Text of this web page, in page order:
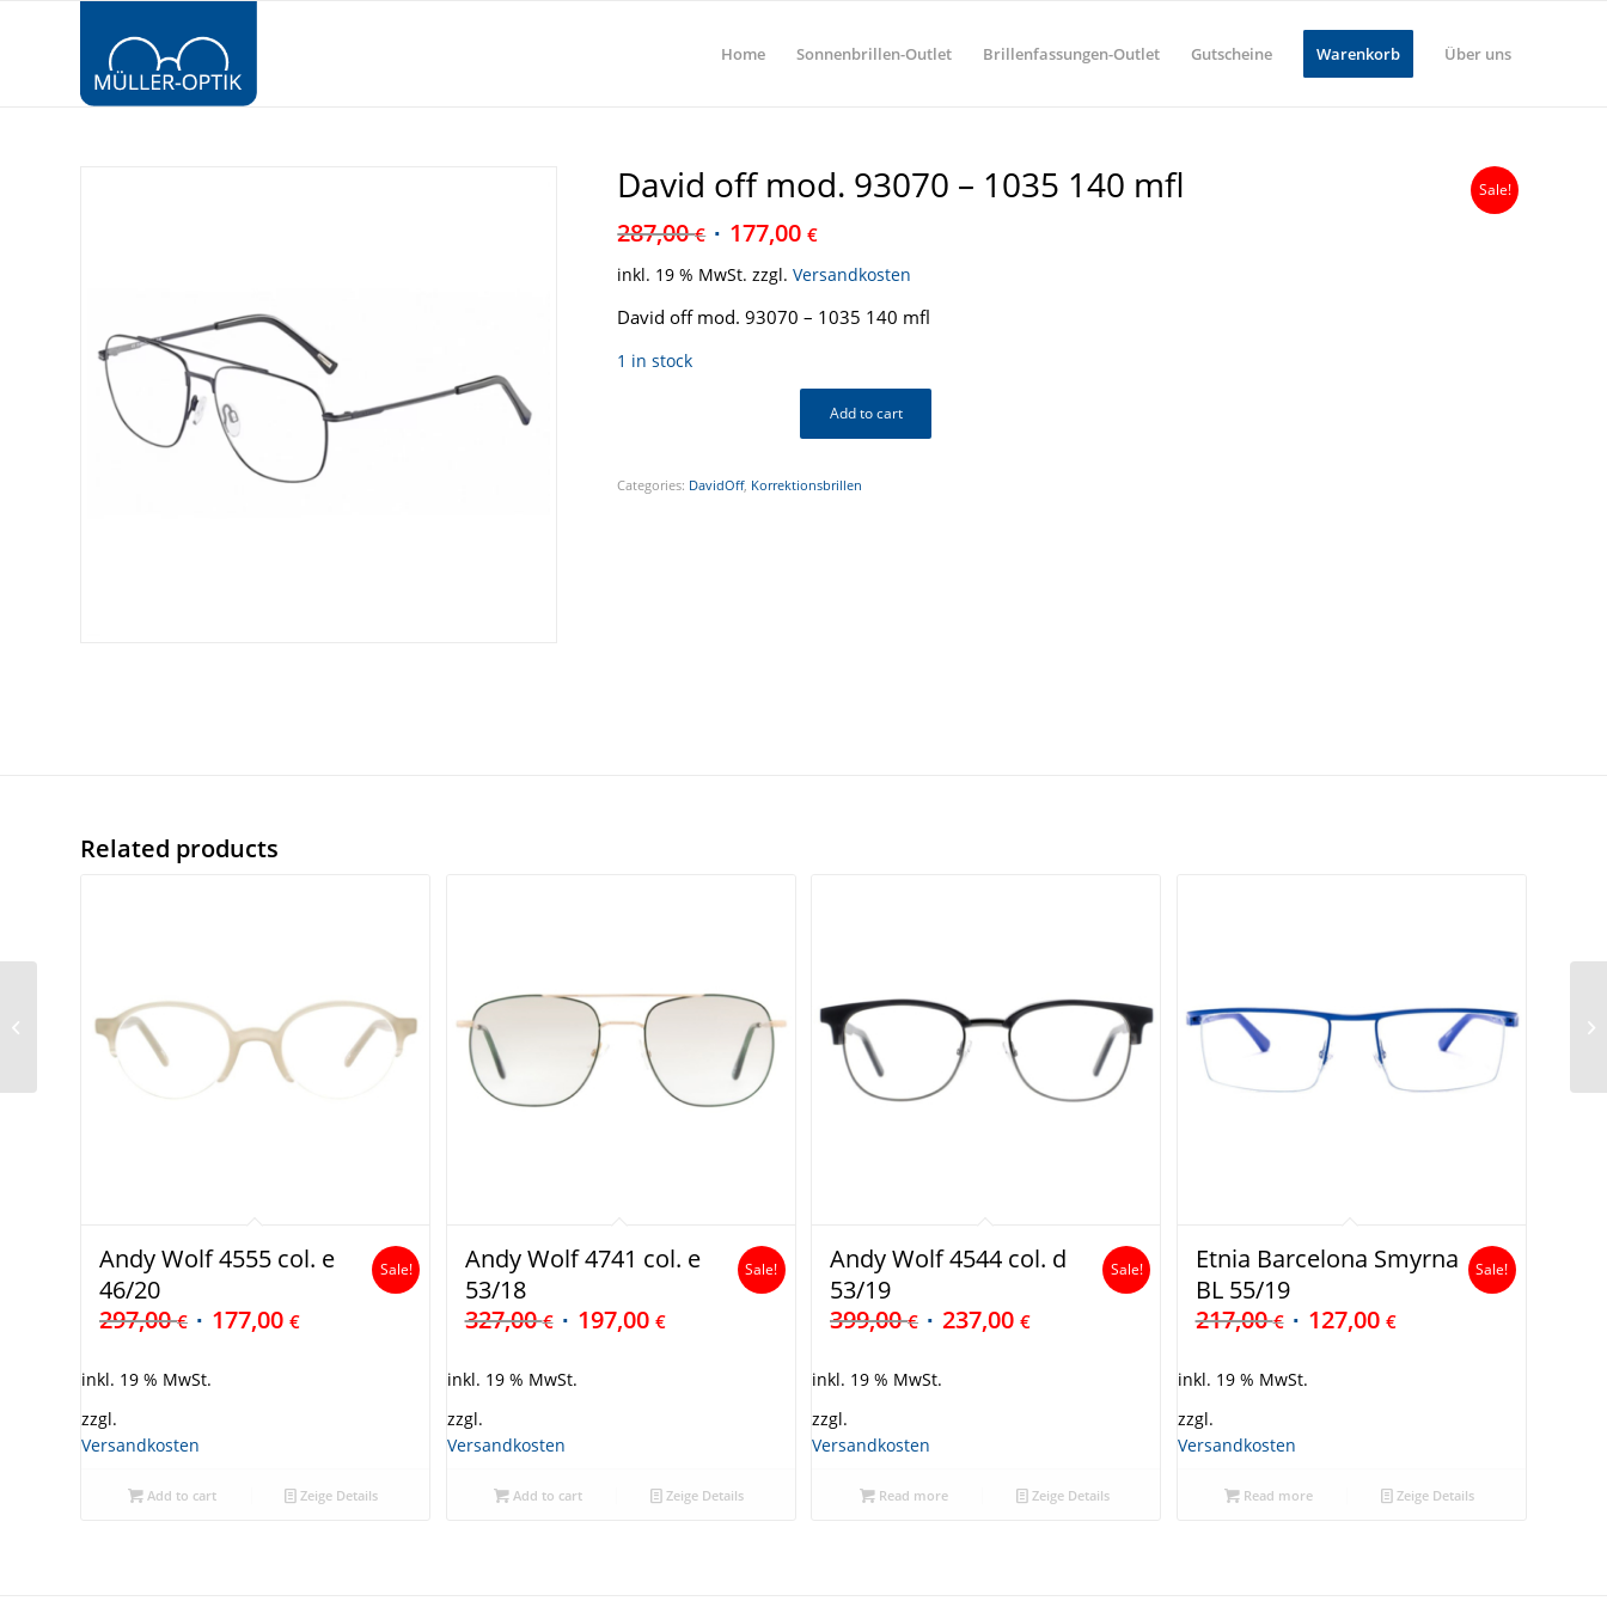
Home Sonnenbrillen-Outlet Brillenfassungen-Outlet Gutscheine Warenkorb Über uns
Sale!
David off mod. 93070 – 1035 140 mfl
287,00€ 177,00€
inkl. 19 % MwSt. zzgl.Versandkosten
David off mod. 93070 – 1035 140 mfl
1 in stock
Add to cart
Categories: DavidOff, Korrektionsbrillen
Related products
Andy Wolf 4555 col. e
46/20
297,00€ 177,00 €
Sale!
inkl. 19 % MwSt.
zzgl.
Versandkosten
Add to cart Zeige Details
Andy Wolf 4741 col. e
53/18
327,00€ 197,00 €
Sale!
inkl. 19 % MwSt.
zzgl.
Versandkosten
Add to cart Zeige Details
Andy Wolf 4544 col. d
53/19
399,00€ 237,00€
Sale!
inkl. 19 % MwSt.
zzgl.
Versandkosten
Read more Zeige Details
Etnia Barcelona Smyrna
BL 55/19
217,00€ 127,00 €
Sale!
inkl. 19 % MwSt.
zzgl.
Versandkosten
Read more Zeige Details
David off mod. 93081 –
1060 140 mfl